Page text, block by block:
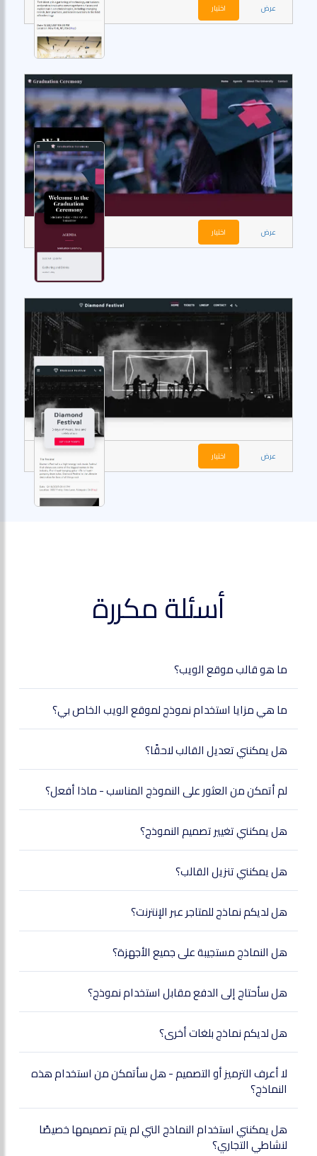
عرض اختيار
عرض اختيار
عرض اختيار
أسئلة مكررة
ما هو قالب موقع الويب؟
ما هي مزايا استخدام نموذج لموقع الويب الخاص بي؟
هل يمكنني تعديل القالب لاحقًا؟
لم أتمكن من العثور على النموذج المناسب - ماذا أفعل؟
هل يمكنني تغيير تصميم النموذج؟
هل يمكنني تنزيل القالب؟
هل لديكم نماذج للمتاجر عبر الإنترنت؟
هل النماذج مستجيبة على جميع الأجهزة؟
هل سأحتاج إلى الدفع مقابل استخدام نموذج؟
هل لديكم نماذج بلغات أخرى؟
لا أعرف الترميز أو التصميم - هل سأتمكن من استخدام هذه
النماذج؟
هل يمكنني استخدام النماذج التي لم يتم تصميمها خصيصًا
لنشاطي التجاري؟